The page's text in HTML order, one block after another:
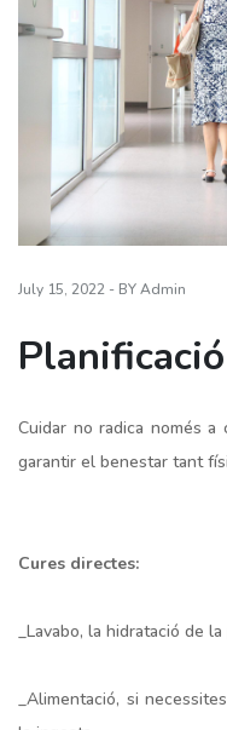
July 15, 2022 - BY Admin
Cuidar no radica només
garantir el benestar tant
Cures directes:
_Lavabo, la hidratació de
_Alimentació, si